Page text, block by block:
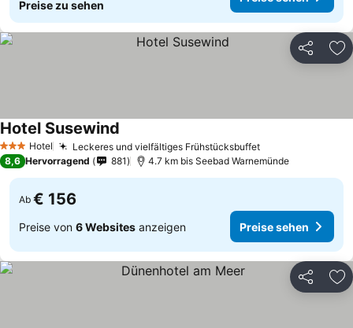
Preise zu sehen
Teilen
3 SterneHotel Leckeres und vielfältiges Frühstücksbuffet
Hotel Susewind
8,6 Hervorragend 881 4.7 km bis Seebad Warnemünde
Ab € 156
Preise von 6 Websites anzeigen Preise sehen
Teilen